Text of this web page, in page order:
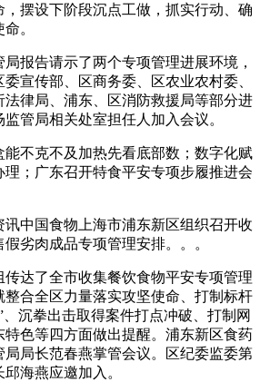
，摆设下阶段沉点工做，抓实行动、确
。
告请示了两个专项管理进展环境，
宣传部、区商务委、区农业农村委、
法律局、浦东、区消防救援局等部分进
管局相关处室担任人加入会议。
不克不及加热先看底部数；数字化赋
；广东召开特食平安专项步履推进会
中国食物上海市浦东新区组织召开收
劣肉成品专项管理安排。。。
达了全市收集餐饮食物平安专项管理
合全区力量落实攻坚使命、打制标杆
沉拳出击取得案件打点冲破、打制网
色等四方面做出提醒。浦东新区食药
局长范春燕掌管会议。区纪委监委第
海燕应邀加入。